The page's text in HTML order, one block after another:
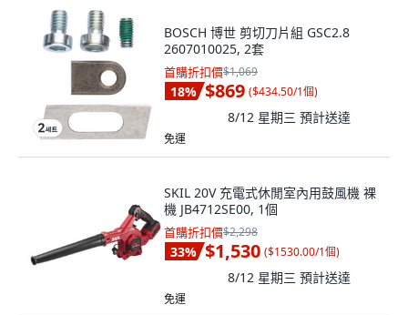
BOSCH 博世 剪切刀片組 GSC2.8
2607010025, 2套
首購折扣價$1,069
18% $869 ($434.50/1個)
8/12 星期三 預計送達
免運
SKIL 20V 充電式休閒室內用鼓風機 裸
機 JB4712SE00, 1個
首購折扣價$2,298
33% $1,530 ($1530.00/1個)
8/12 星期三 預計送達
免運